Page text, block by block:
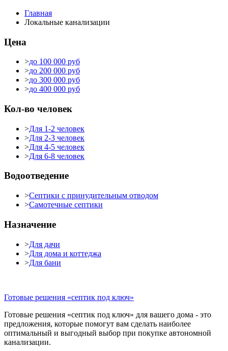
Главная
Локальные канализации
Цена
>до 100 000 руб
>до 200 000 руб
>до 300 000 руб
>до 400 000 руб
Кол-во человек
>Для 1-2 человек
>Для 2-3 человек
>Для 4-5 человек
>Для 6-8 человек
Водоотведение
>Септики с принудительным отводом
>Самотечные септики
Назначение
>Для дачи
>Для дома и коттеджа
>Для бани
Готовые решения «септик под ключ»
Готовые решения «септик под ключ» для вашего дома - это
предложения, которые помогут вам сделать наиболее
оптимальный и выгодный выбор при покупке автономной
канализации.